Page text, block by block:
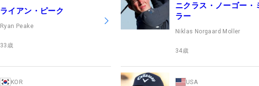
ライアン・ピーク
Ryan Peake
33 歳
ニクラス・ノーゴー・
ラー
Niklas Norgaard Moller
34歳
KOR USA